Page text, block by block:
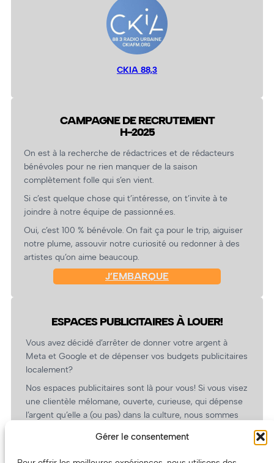
Gérer le consentement
CKIA 88,3
CAMPAGNE DE RECRUTEMENT
H-2025
On est à la recherche de rédactrices et de rédacteurs
bénévoles pour ne rien manquer de la saison
complètement folle qui s’en vient.
Si c’est quelque chose qui t’intéresse, on t’invite à te
joindre à notre équipe de passionné.es.
Oui, c’est 100 % bénévole. On fait ça pour le trip, aiguiser
notre plume, assouvir notre curiosité ou redonner à des
artistes qu’on aime beaucoup.
J’EMBARQUE
ESPACES PUBLICITAIRES À LOUER!
Vous avez décidé d’arrêter de donner votre argent à
Meta et Google et de dépenser vos budgets publicitaires
localement?
Nos espaces publicitaires sont là pour vous! Si vous visez
une clientèle mélomane, ouverte, curieuse, qui dépense
l’argent qu’elle a (ou pas) dans la culture, nous sommes
revient.